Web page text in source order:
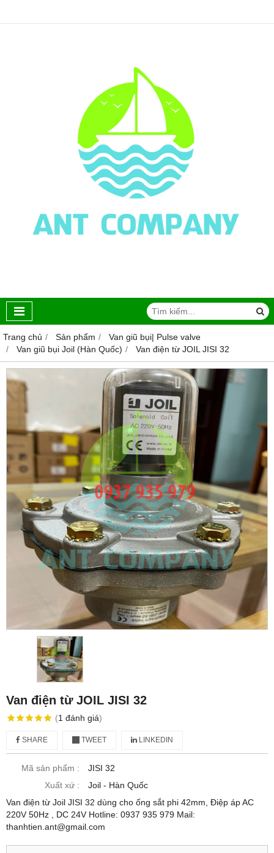
Trang chủ Sản phẩm
Van giũ bụi| Pulse valve
Van giũ bụi Joil (Hàn Quốc)
Van điện từ JOIL JISI 32
Van điện từ JOIL JISI 32
(1 đánh giá)
SHARE TWEET LINKEDIN
Mã sản phẩm :
JISI 32
Xuất xứ :
Joil - Hàn Quốc
Van điện từ Joil JISI 32 dùng cho ống sắt phi 42mm, Điệp áp AC
220V 50Hz , DC 24V Hotline: 0937 935 979 Mail:
thanhtien.ant@gmail.com